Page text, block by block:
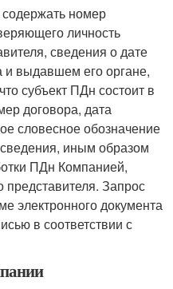
номер
личность
сведения о дате
и выдавшем его органе,
субъект ПДн состоит в
договора, дата
словесное обозначение
иным образом
ПДн Компанией,
представителя. Запрос
электронного документа
в соответствии с